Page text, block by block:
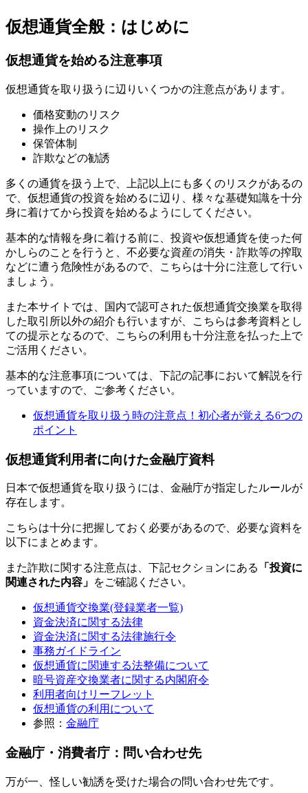
仮想通貨全般：はじめに
仮想通貨を始める注意事項
仮想通貨を取り扱うに辺りいくつかの注意点があります。
価格変動のリスク
操作上のリスク
保管体制
詐欺などの勧誘
多くの通貨を扱う上で、上記以上にも多くのリスクがあるの
で、仮想通貨の投資を始めるに辺り、様々な基礎知識を十分
身に着けてから投資を始めるようにしてください。
基本的な情報を身に着ける前に、投資や仮想通貨を使った何
かしらのことを行うと、不必要な資産の消失・詐欺等の搾取
などに遭う危険性があるので、こちらは十分に注意して行い
ましょう。
また本サイトでは、国内で認可された仮想通貨交換業を取得
した取引所以外の紹介も行いますが、こちらは参考資料とし
ての提示となるので、こちらの利用も十分注意を払った上で
ご活用ください。
基本的な注意事項については、下記の記事において解説を行
っていますので、ご参考ください。
仮想通貨を取り扱う時の注意点！初心者が覚える6つの
ポイント
仮想通貨利用者に向けた金融庁資料
日本で仮想通貨を取り扱うには、金融庁が指定したルールが
存在します。
こちらは十分に把握しておく必要があるので、必要な資料を
以下にまとめます。
また詐欺に関する注意点は、下記セクションにある
「投資に
関連された内容」 をご確認ください。
仮想通貨交換業(登録業者一覧)
資金決済に関する法律
資金決済に関する法律施行令
事務ガイドライン
仮想通貨に関連する法整備について
暗号資産交換業者に関する内閣府令
利用者向けリーフレット
仮想通貨の利用について
参照： 金融庁
金融庁・消費者庁：問い合わせ先
万が一、怪しい勧誘を受けた場合の問い合わせ先です。